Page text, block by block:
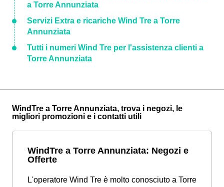
a Torre Annunziata
Servizi Extra e ricariche Wind Tre a Torre
Annunziata
Tutti i numeri Wind Tre per l'assistenza clienti a
Torre Annunziata
WindTre a Torre Annunziata, trova i negozi, le
migliori promozioni e i contatti utili
WindTre a Torre Annunziata: Negozi e
Offerte
L'operatore Wind Tre è molto conosciuto a Torre